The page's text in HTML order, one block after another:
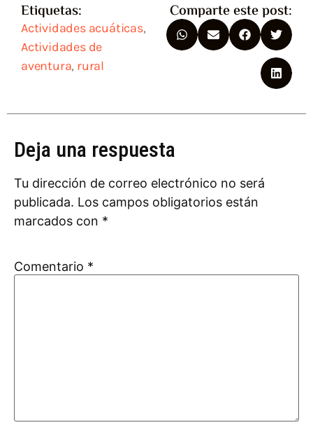
Etiquetas:
Actividades acuáticas,
Actividades de
aventura, rural
Comparte este post:
Deja una respuesta
Tu dirección de correo electrónico no será
publicada. Los campos obligatorios están
marcados con *
Comentario *